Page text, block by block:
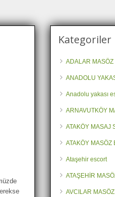
Kategoriler
ADALAR MASÖZ
ANADOLU
Anadolu yakası
ARNAVUTKÖY
ATAKÖY MASAJ
ATAKÖY MASÖZ
Ataşehir escort
ATAŞEHİR
AVCILAR